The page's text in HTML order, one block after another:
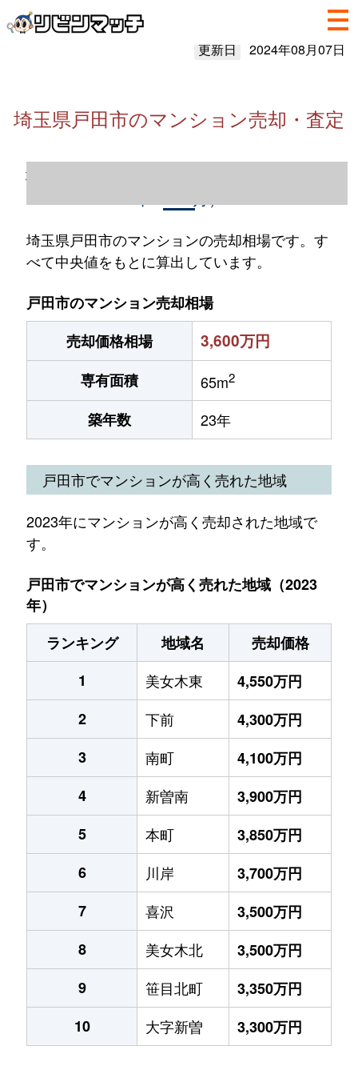
更新日 2024年08月07日
埼玉県戸田市のマンション売却・査定
埼玉県戸田市のマンション売却情報（2023
埼玉県戸田市のマンションの売却相場です。す
べて中央値をもとに算出しています。
戸田市のマンション売却相場
売却価格相場
3,600万円
専有面積 65m2
築年数 23年
戸田市でマンションが高く売れた地域
2023年にマンションが高く売却された地域で
す。
戸田市でマンションが高く売れた地域（2023
年）
ランキング
地域名
売却価格
1
美女木東
4,550万円
2
下前
4,300万円
3
南町
4,100万円
4
新曽南
3,900万円
5
本町
3,850万円
6
川岸
3,700万円
7
喜沢
3,500万円
8
美女木北
3,500万円
9
笹目北町
3,350万円
10
大字新曽 3,300万円